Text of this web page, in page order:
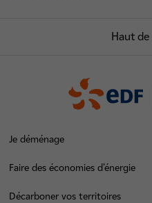
Haut
Je déménage
Faire des économies d’énergie
Décarboner vos territoires